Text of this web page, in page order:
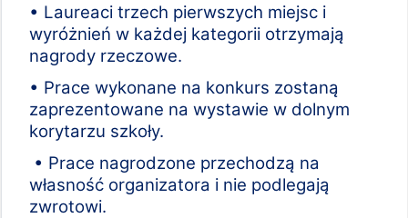
• Laureaci trzech pierwszych miejsc i
wyróżnień w każdej kategorii otrzymają
nagrody rzeczowe.
• Prace wykonane na konkurs zostaną
zaprezentowane na wystawie w dolnym
korytarzu szkoły.
• Prace nagrodzone przechodzą na
własność organizatora i nie podlegają
zwrotowi.